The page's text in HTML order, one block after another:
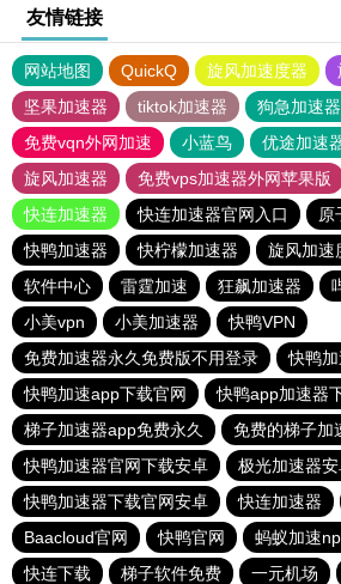
友情链接
网站地图 QuickQ 旋风加速度器
坚果加速器
tiktok加速器
狗急加速
免费vqn外网加速
小蓝鸟 优途加速
旋风加速器
免费vps加速器外网苹果版
快连加速器
快连加速器官网入口
原
快鸭加速器
快柠檬加速器 旋风加速
软件中心
雷霆加速 狂飙加速器
小美vpn
小美加速器
快鸭VPN
免费加速器永久免费版不用登录
快鸭
快鸭加速app下载官网
快鸭app加速器
梯子加速器app免费永久
免费的梯子加
快鸭加速器官网下载安卓
极光加速器
快鸭加速器下载官网安卓
快连加速器
Baacloud官网
快鸭官网
蚂蚁加速
快连下载
梯子软件免费 一元机场